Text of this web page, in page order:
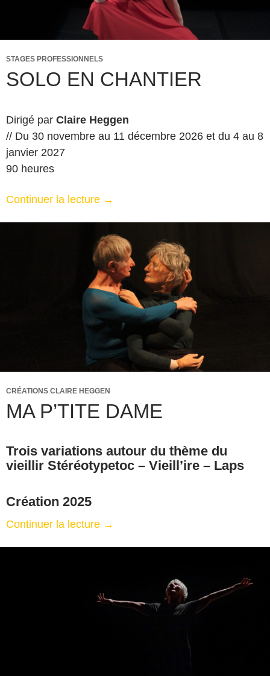
STAGES PROFESSIONNELS
SOLO EN CHANTIER
Dirigé par Claire Heggen
// Du 30 novembre au 11 décembre 2026 et du 4 au 8
janvier 2027
90 heures
Continuer la lecture →
CRÉATIONS CLAIRE HEGGEN
MA P’TITE DAME
Trois variations autour du thème du
vieillir Stéréotypetoc – Vieill’ire – Laps
Création 2025
Continuer la lecture →